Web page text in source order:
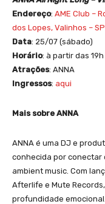
Endereço: AME Club –
dos Lopes, Valinhos – SP
Data: 25/07 (sábado)
Horário: à partir das 19h
Atrações: ANNA
Ingressos: aqui
Mais sobre ANNA
ANNA é uma DJ e
conhecida por conectar
ambient music. Com
Afterlife e Mute
profundidade emocional.